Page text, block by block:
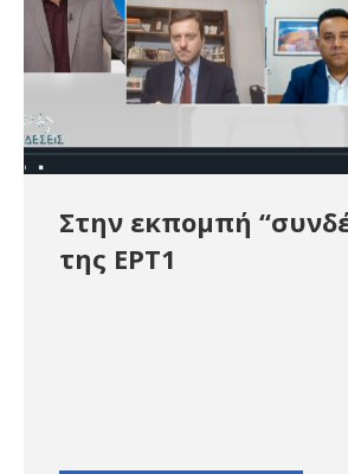
Στην εκπομπή
της ΕΡΤ1